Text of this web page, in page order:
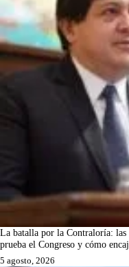
La batalla por la Contraloría: las
prueba el Congreso y cómo
5 agosto, 2026